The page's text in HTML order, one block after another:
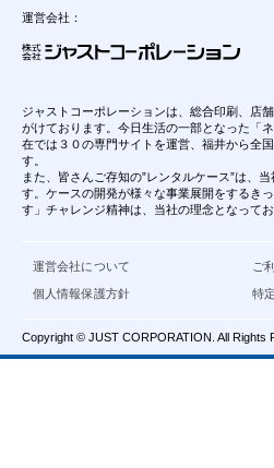
運営会社：
ジャストコーポレーションは、総合印刷、店
がけております。今日生活の一部となった「
在では３０の専門サイトを運営、福井から全
す。
また、皆さんご存知の”レンタルケース”は、
す。ケースの開発が様々な事業展開をするき
す」チャレンジ精神は、当社の理念となってお
運営会社について
個人情報保護方針
ご
特
Copyright © JUST CORPORATION. All Rights